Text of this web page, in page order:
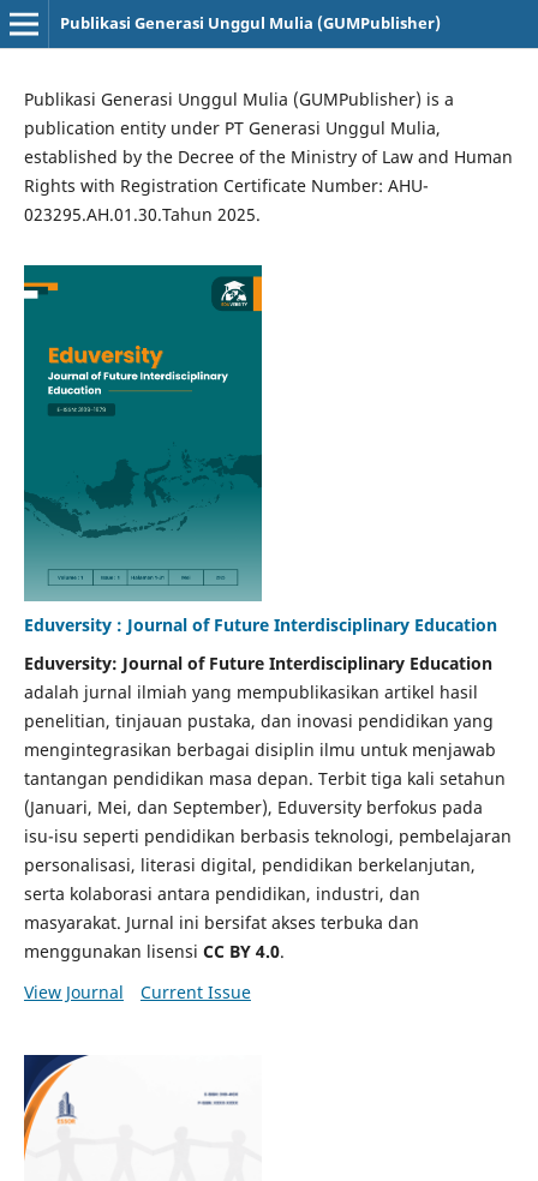
Publikasi Generasi Unggul Mulia (GUMPublisher)
Publikasi Generasi Unggul Mulia (GUMPublisher) is a
publication entity under PT Generasi Unggul Mulia,
established by the Decree of the Ministry of Law and Human
Rights with Registration Certificate Number: AHU-
023295.AH.01.30.Tahun 2025.
Eduversity : Journal of Future Interdisciplinary Education
Eduversity: Journal of Future Interdisciplinary Education
adalah jurnal ilmiah yang mempublikasikan artikel hasil
penelitian, tinjauan pustaka, dan inovasi pendidikan yang
mengintegrasikan berbagai disiplin ilmu untuk menjawab
tantangan pendidikan masa depan. Terbit tiga kali setahun
(Januari, Mei, dan September), Eduversity berfokus pada
isu-isu seperti pendidikan berbasis teknologi, pembelajaran
personalisasi, literasi digital, pendidikan berkelanjutan,
serta kolaborasi antara pendidikan, industri, dan
masyarakat. Jurnal ini bersifat akses terbuka dan
menggunakan lisensi CC BY 4.0.
View Journal
Current Issue